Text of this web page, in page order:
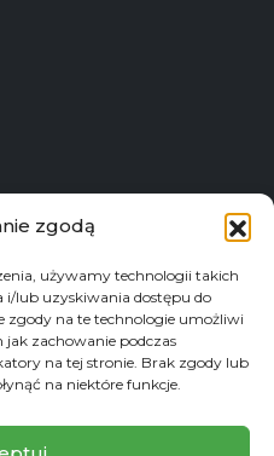
zgodą
używamy technologii takich
i/lub uzyskiwania dostępu do
zgody na te technologie umożliwi
zachowanie podczas
na tej stronie. Brak zgody lub
na niektóre funkcje.